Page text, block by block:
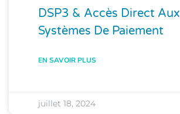
DSP3 & Accès Direct Aux
Systèmes De Paiement
EN SAVOIR PLUS
juillet 18, 2024